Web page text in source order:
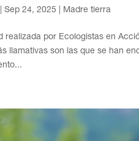
|Sep 24, 2025 | Madre tierra
realizada por Ecologistas en
llamativas son las que se han